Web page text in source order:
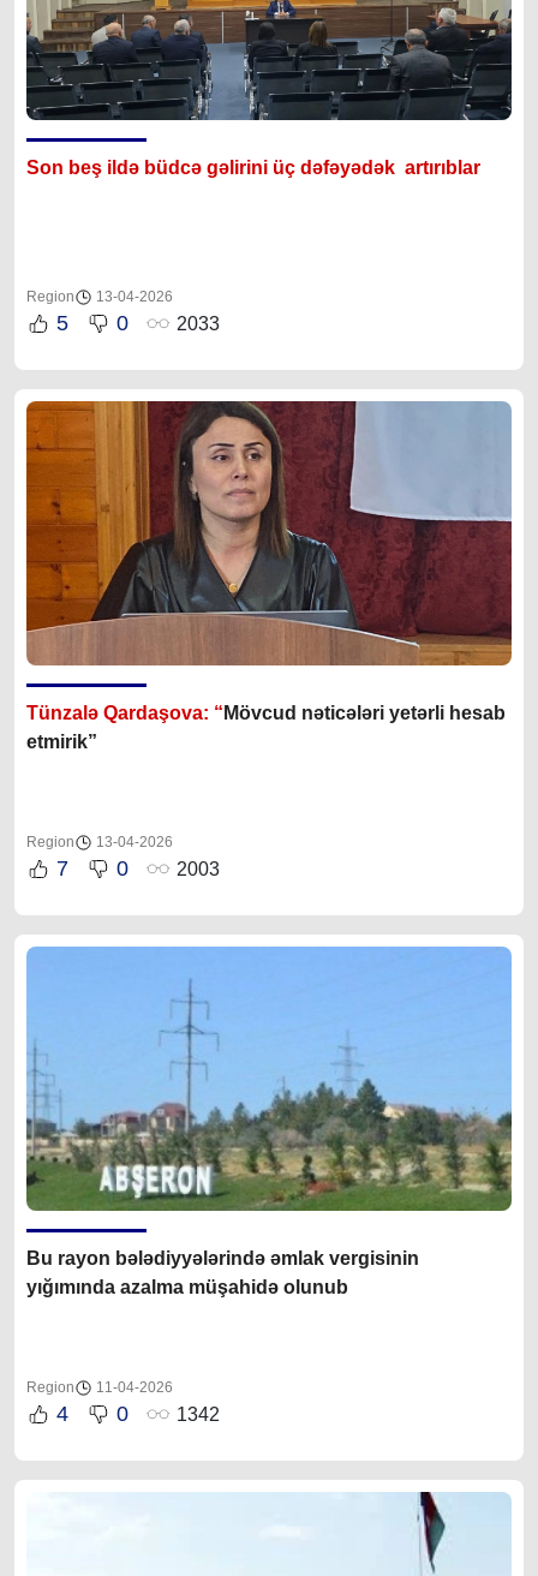
Son beş ildə büdcə gəlirini üç dəfəyədək artırıblar
Region 13-04-2026
5 0 2033
Tünzalə Qardaşova: “ Mövcud nəticələri yetərli hesab
etmirik”
Region 13-04-2026
7 0 2003
Bu rayon bələdiyyələrində əmlak vergisinin
yığımında azalma müşahidə olunub
Region 11-04-2026
4 0 1342